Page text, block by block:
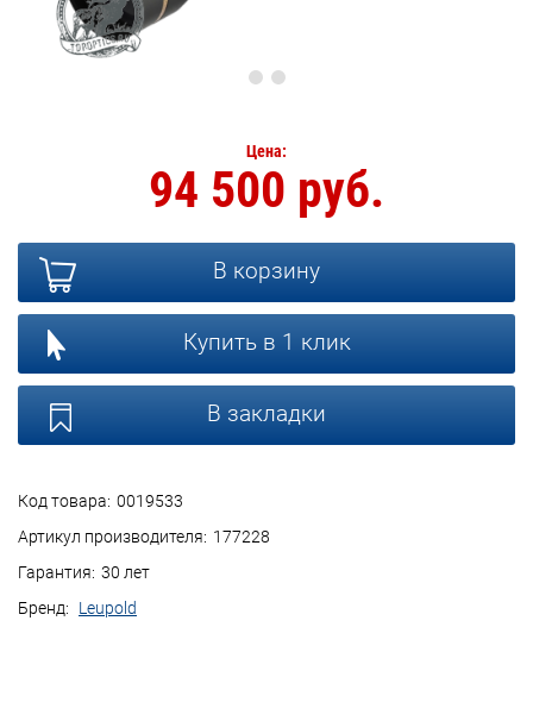
Код товара: 0019533
Артикул производителя: 177228
Гарантия: 30 лет
Бренд:
Leupold
Цена:
94 500 руб.
В корзину
Купить в 1 клик
В закладки